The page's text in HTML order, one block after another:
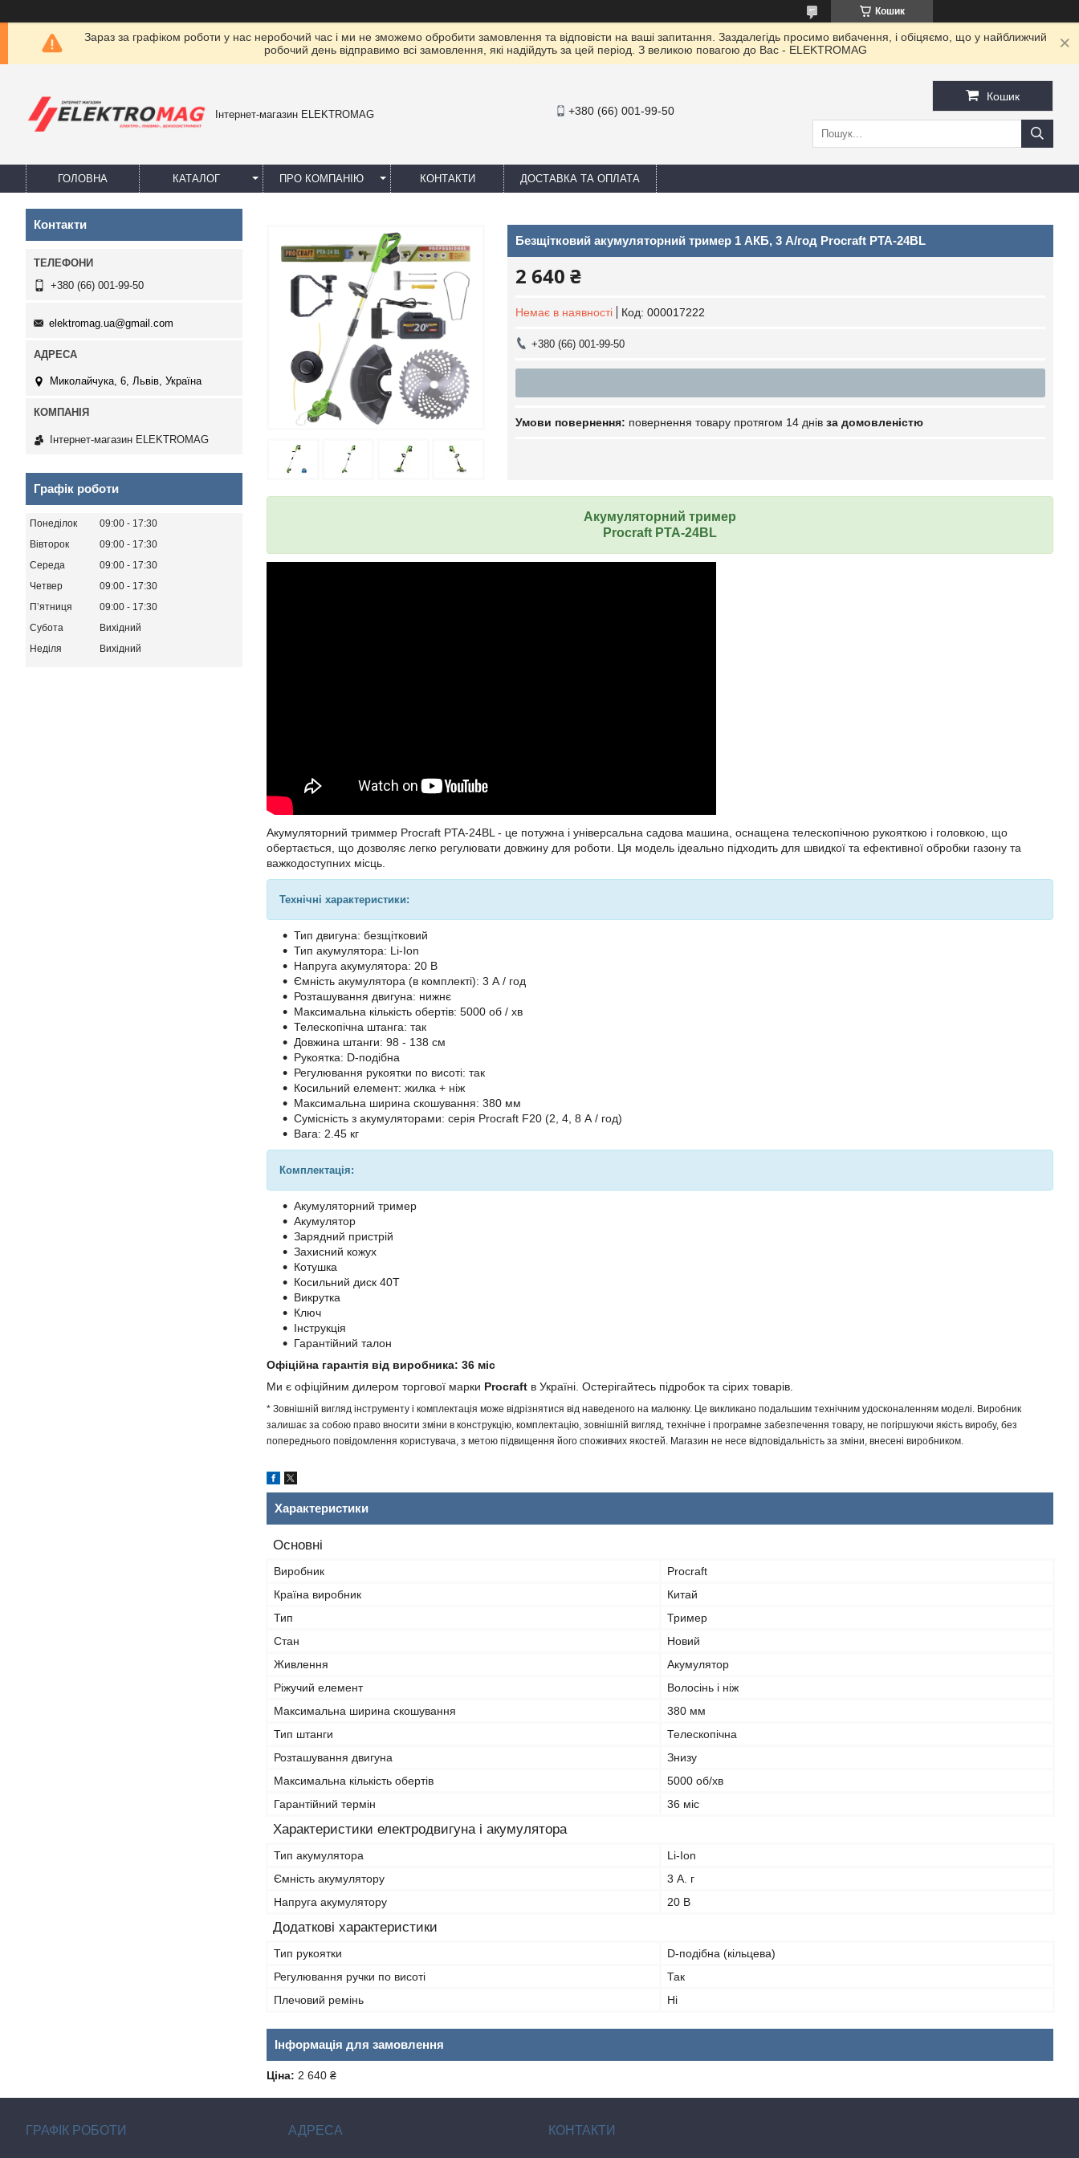
Кошик
Зараз за графіком роботи у нас неробочий час і ми не зможемо обробити замовлення та відповісти на ваші запитання. Заздалегідь просимо вибачення, і обіцяємо, що у найближчий
робочий день відправимо всі замовлення, які надійдуть за цей період. З великою повагою до Ваc - ELEKTROMAG
Інтернет-магазин ELEKTROMAG +380 (66) 001-99-50
Кошик
ГОЛОВНА КАТАЛОГ ПРО КОМПАНІЮ КОНТАКТИ ДОСТАВКА ТА ОПЛАТА
Безщітковий акумуляторний тример 1 АКБ, 3 А/год Procraft PTA-24BL
2 640 ₴
Немає в наявності Код: 000017222
+380 (66) 001-99-50
повернення товару протягом 14 днів за домовленістю
Акумуляторний тример
Procraft PTA-24BL
Акумуляторний триммер Procraft PTA-24BL - це потужна і універсальна садова машина, оснащена телескопічною рукояткою і головкою, що
обертається, що дозволяє легко регулювати довжину для роботи. Ця модель ідеально підходить для швидкої та ефективної обробки газону та
важкодоступних місць.
Технічні характеристики:
Тип двигуна: безщітковий
Тип акумулятора: Li-Ion
Напруга акумулятора: 20 В
Ємність акумулятора (в комплекті): 3 А / год
Розташування двигуна: нижнє
Максимальна кількість обертів: 5000 об / хв
Телескопічна штанга: так
Довжина штанги: 98 - 138 см
Рукоятка: D-подібна
Регулювання рукоятки по висоті: так
Косильний елемент: жилка + ніж
Максимальна ширина скошування: 380 мм
Сумісність з акумуляторами: серія Procraft F20 (2, 4, 8 А / год)
Вага: 2.45 кг
Комплектація:
Акумуляторний тример
Акумулятор
Зарядний пристрій
Захисний кожух
Котушка
Косильний диск 40Т
Викрутка
Ключ
Інструкція
Гарантійний талон
Офіційна гарантія від виробника: 36 міс
Ми є офіційним дилером торгової марки Procraft в Україні. Остерігайтесь підробок та сірих товарів.
* Зовнішній вигляд інструменту і комплектація може відрізнятися від наведеного на малюнку. Це викликано подальшим технічним удосконаленням моделі. Виробник
залишає за собою право вносити зміни в конструкцію, комплектацію, зовнішній вигляд, технічне і програмне забезпечення товару, не погіршуючи якість виробу, без
попереднього повідомлення користувача, з метою підвищення його споживчих якостей. Магазин не несе відповідальність за зміни, внесені виробником.
Характеристики
Основні
Виробник
Procraft
Країна виробник
Китай
Тип
Тример
Стан
Новий
Живлення
Акумулятор
Ріжучий елемент
Волосінь і ніж
Максимальна ширина скошування
380 мм
Тип штанги
Телескопічна
Розташування двигуна
Знизу
Максимальна кількість обертів
5000 об/хв
Гарантійний термін
36 міс
Характеристики електродвигуна і акумулятора
Тип акумулятора
Li-Ion
Ємність акумулятору
3 А. г
Напруга акумулятору
20 В
Додаткові характеристики
Тип рукоятки
D-подібна (кільцева)
Регулювання ручки по висоті
Так
Плечовий ремінь
Ні
Інформація для замовлення
Ціна: 2 640 ₴
Контакти
+380 (66) 001-99-50
elektromag.ua@gmail.com
Миколайчука, 6, Львів, Україна
Інтернет-магазин ELEKTROMAG
Графік роботи
Понеділок 09:00
17:30
Вівторок
09:00
17:30
Середа
09:00
17:30
Четвер
09:00
17:30
Пʼятниця
09:00
17:30
Субота
Вихідний
Неділя
Вихідний
ГРАФІК РОБОТИ